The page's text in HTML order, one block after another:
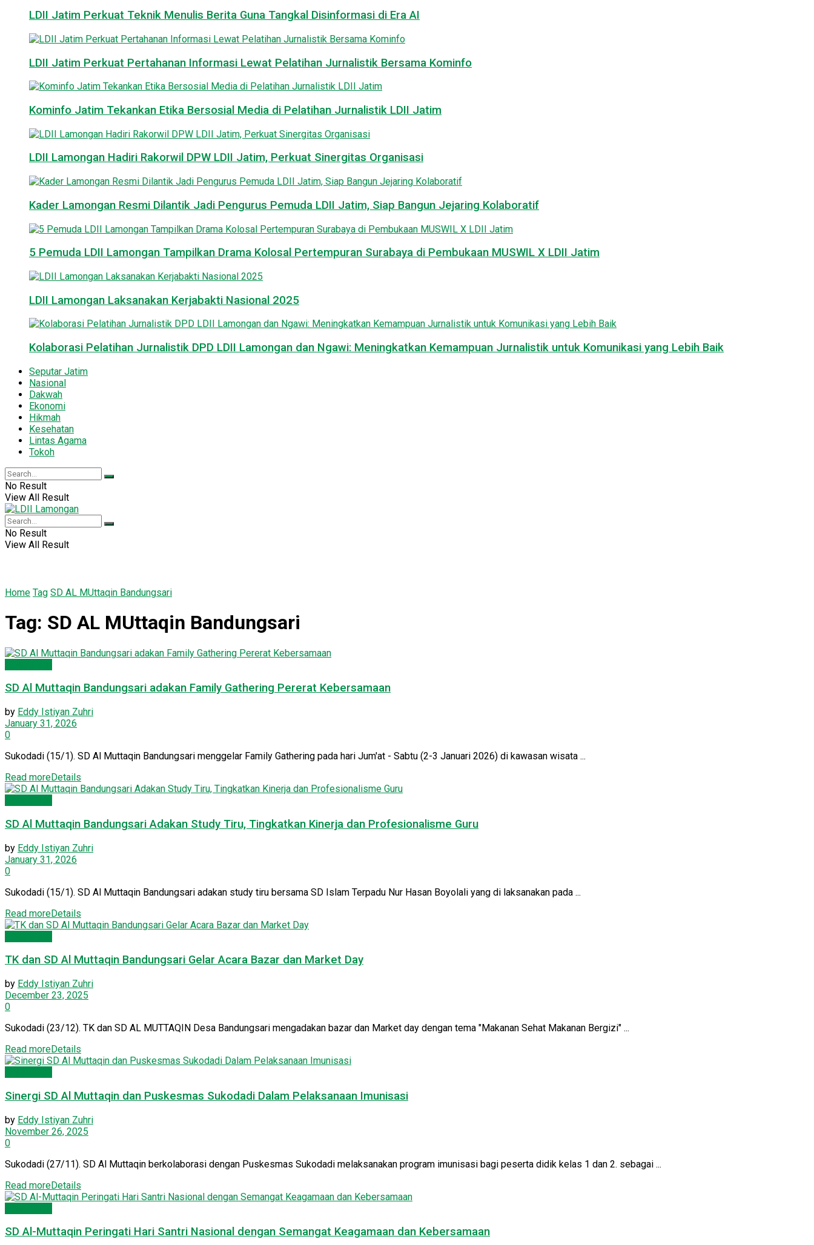
LDII Jatim Perkuat Teknik Menulis Berita Guna Tangkal Disinformasi di Era AI
LDII Jatim Perkuat Pertahanan Informasi Lewat Pelatihan Jurnalistik Bersama Kominfo
Kominfo Jatim Tekankan Etika Bersosial Media di Pelatihan Jurnalistik LDII Jatim
LDII Lamongan Hadiri Rakorwil DPW LDII Jatim, Perkuat Sinergitas Organisasi
Kader Lamongan Resmi Dilantik Jadi Pengurus Pemuda LDII Jatim, Siap Bangun Jejaring Kolaboratif
5 Pemuda LDII Lamongan Tampilkan Drama Kolosal Pertempuran Surabaya di Pembukaan MUSWIL X LDII Jatim
LDII Lamongan Laksanakan Kerjabakti Nasional 2025
Kolaborasi Pelatihan Jurnalistik DPD LDII Lamongan dan Ngawi: Meningkatkan Kemampuan Jurnalistik untuk Komunikasi yang Lebih Baik
Seputar Jatim
Nasional
Dakwah
Ekonomi
Hikmah
Kesehatan
Lintas Agama
Tokoh
No Result
View All Result
No Result
View All Result
Home Tag SD AL MUttaqin Bandungsari
Tag: SD AL MUttaqin Bandungsari
SD Al Muttaqin Bandungsari adakan Family Gathering Pererat Kebersamaan
by Eddy Istiyan Zuhri
January 31, 2026
0
Sukodadi (15/1). SD Al Muttaqin Bandungsari menggelar Family Gathering pada hari Jum'at - Sabtu (2-3 Januari 2026) di kawasan wisata ...
Read moreDetails
SD Al Muttaqin Bandungsari Adakan Study Tiru, Tingkatkan Kinerja dan Profesionalisme Guru
by Eddy Istiyan Zuhri
January 31, 2026
0
Sukodadi (15/1). SD Al Muttaqin Bandungsari adakan study tiru bersama SD Islam Terpadu Nur Hasan Boyolali yang di laksanakan pada ...
Read moreDetails
TK dan SD Al Muttaqin Bandungsari Gelar Acara Bazar dan Market Day
by Eddy Istiyan Zuhri
December 23, 2025
0
Sukodadi (23/12). TK dan SD AL MUTTAQIN Desa Bandungsari mengadakan bazar dan Market day dengan tema "Makanan Sehat Makanan Bergizi" ...
Read moreDetails
Sinergi SD Al Muttaqin dan Puskesmas Sukodadi Dalam Pelaksanaan Imunisasi
by Eddy Istiyan Zuhri
November 26, 2025
0
Sukodadi (27/11). SD Al Muttaqin berkolaborasi dengan Puskesmas Sukodadi melaksanakan program imunisasi bagi peserta didik kelas 1 dan 2. sebagai ...
Read moreDetails
SD Al-Muttaqin Peringati Hari Santri Nasional dengan Semangat Keagamaan dan Kebersamaan